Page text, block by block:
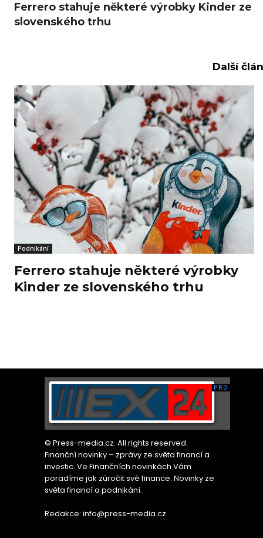
Ferrero stahuje některé výrobky Kinder ze
slovenského trhu
Další
Podnikání
Ferrero stahuje některé výrobky
Kinder ze slovenského trhu
© Press-media.cz. All rights reserved.
Finanční novinky – zprávy ze světa financí a
investic. Ve Finančních novinkách Vám
poradíme jak zúročit své finance. Novinky ze
světa financí a podnikání.
Redakce: info@press-media.cz